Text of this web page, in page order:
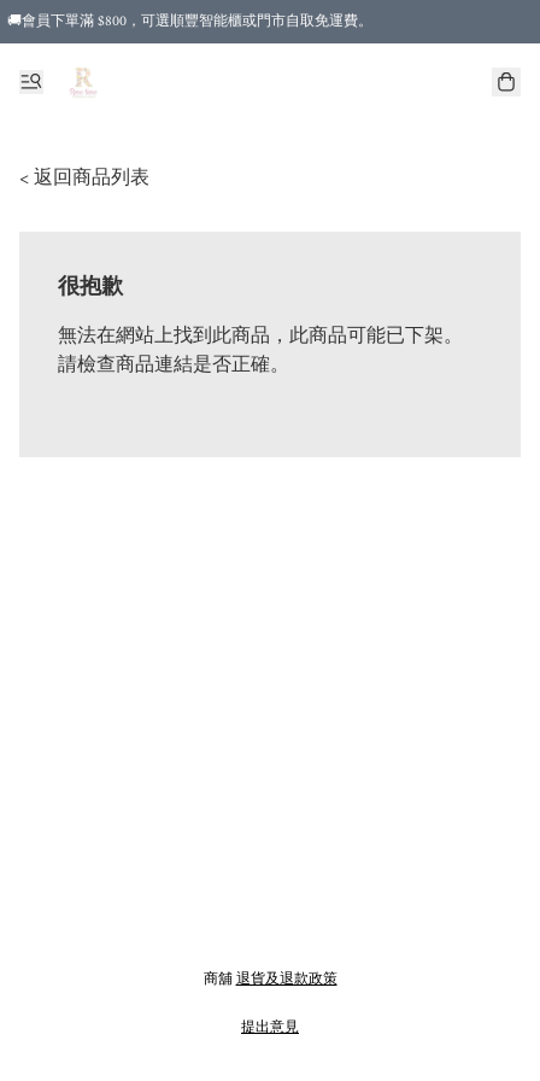
🚚會員下單滿 $800，可選順豐智能櫃或門市自取免運費。
< 返回商品列表
很抱歉
無法在網站上找到此商品，此商品可能已下架。
請檢查商品連結是否正確。
商舖 退貨及退款政策
提出意見